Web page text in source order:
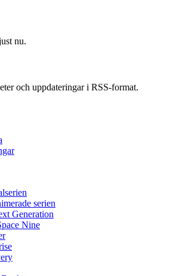
nu.
och uppdateringar i RSS-format.
serien
Generation
Nine